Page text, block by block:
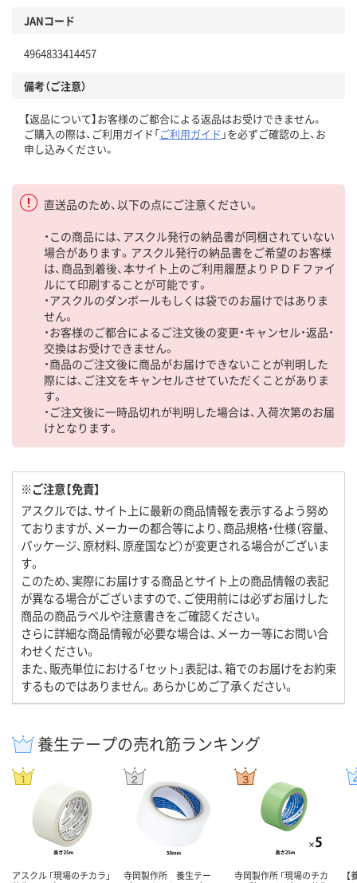
JANコード
4964833414457
備考（ご注意）
【返品について】お客様のご都合による返品はお受けできません。
ご購入の際は、ご利用ガイド「ご利用ガイド 」を必ずご確認の上、お
申し込みください。
直送品のため、以下の点にご注意ください。
・この商品には、アスクル発行の納品書が同梱されていない
場合があります。アスクル発行の納品書をご希望のお客様
は、商品到着後、本サイト上のご利用履歴よりＰＤＦファイ
ルにて印刷することが可能です。
・アスクルのダンボールもしくは袋でのお届けではありま
せん。
・お客様のご都合によるご注文後の変更・キャンセル・返品・
交換はお受けできません。
・商品のご注文後に商品がお届けできないことが判明した
際には、ご注文をキャンセルさせていただくことがありま
す。
・ご注文後に一時品切れが判明した場合は、入荷次第のお届
けとなります。
※ご注意【免責】
アスクルでは、サイト上に最新の商品情報を表示するよう努め
ておりますが、メーカーの都合等により、商品規格・仕様（容量、
パッケージ、原材料、原産国など）が変更される場合がございま
す。
このため、実際にお届けする商品とサイト上の商品情報の表記
が異なる場合がございますので、ご使用前には必ずお届けした
商品の商品ラベルや注意書きをご確認ください。
さらに詳細な商品情報が必要な場合は、メーカー等にお問い合
わせください。
また、販売単位における「セット」表記は、箱でのお届けをお約束
するものではありません。あらかじめご了承ください。
養生テープの売れ筋ランキング
アスクル 「現場のチカラ」
寺岡製作所 養生テー
寺岡製作所 「現場のチカ